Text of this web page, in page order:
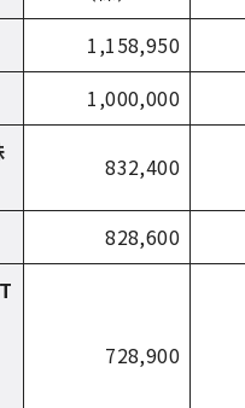
1,158,950
1,000,000
832,400
828,600
728,900